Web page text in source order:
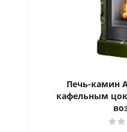
Печь-камин
кафельным